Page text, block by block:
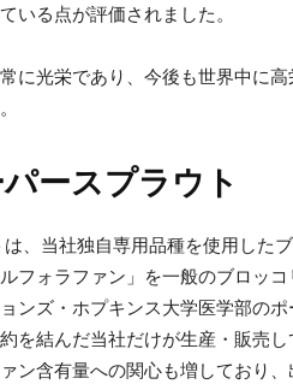
いる点が評価されました。
に光栄であり、今後も世界中に
ースプラウト
、当社独自専用品種を使用した
フォラファン」を一般のブロッ
ンズ・ホプキンス大学医学部の
を結んだ当社だけが生産・販売
ン含有量への関心も増しており